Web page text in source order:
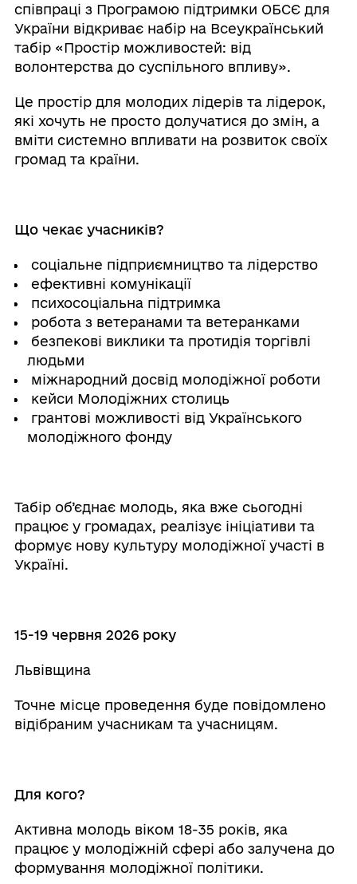
співпраці з Програмою підтримки ОБСЄ для
України відкриває набір на Всеукраїнський
табір «Простір можливостей: від
волонтерства до суспільного впливу».
Це простір для молодих лідерів та лідерок,
які хочуть не просто долучатися до змін, а
вміти системно впливати на розвиток своїх
громад та країни.
Що чекає учасників?
соціальне підприємництво та лідерство
ефективні комунікації
психосоціальна підтримка
робота з ветеранами та ветеранками
безпекові виклики та протидія торгівлі
людьми
міжнародний досвід молодіжної роботи
кейси Молодіжних столиць
грантові можливості від Українського
молодіжного фонду
Табір об’єднає молодь, яка вже сьогодні
працює у громадах, реалізує ініціативи та
формує нову культуру молодіжної участі в
Україні.
15-19 червня 2026 року
Львівщина
Точне місце проведення буде повідомлено
відібраним учасникам та учасницям.
Для кого?
Активна молодь віком 18-35 років, яка
працює у молодіжній сфері або залучена до
формування молодіжної політики.